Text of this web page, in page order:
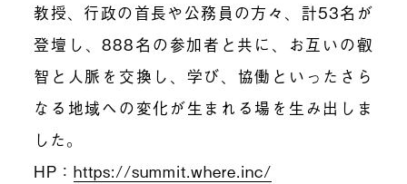
教授、行政の首長や公務員の方々、計53名が
登壇し、888名の参加者と共に、お互いの叡
智と人脈を交換し、学び、協働といったさら
なる地域への変化が生まれる場を生み出しま
した。
HP：https://summit.where.inc/